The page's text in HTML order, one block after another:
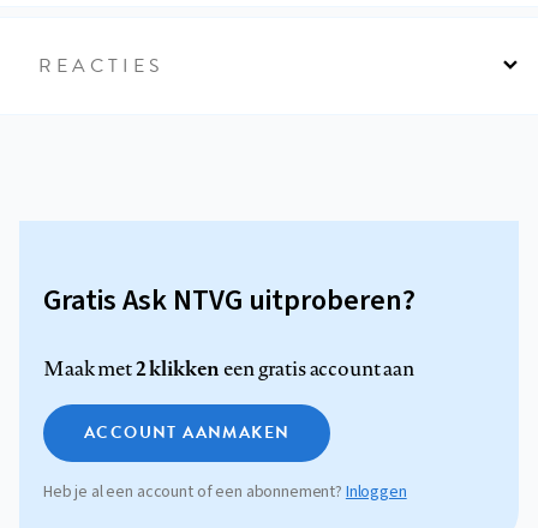
REACTIES
Gratis Ask NTVG uitproberen?
Maak met2 klikkeneen gratis account aan
ACCOUNT AANMAKEN
Heb je al een account of een abonnement? Inloggen